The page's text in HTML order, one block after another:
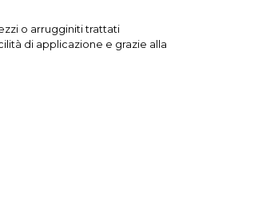
o arrugginiti trattati
di applicazione e grazie alla